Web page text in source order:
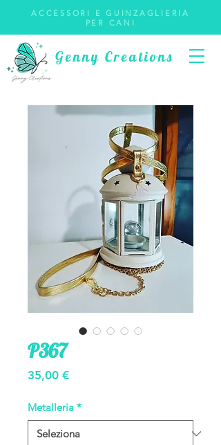
Genny Creations
ACCESSORI E GUINZAGLIERIA
PER CANI
P367
35,00 €Prezzo
Metalleria *